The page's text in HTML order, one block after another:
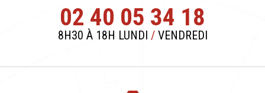
02 40 05 34 18
8H30 À 18H LUNDI /VENDREDI